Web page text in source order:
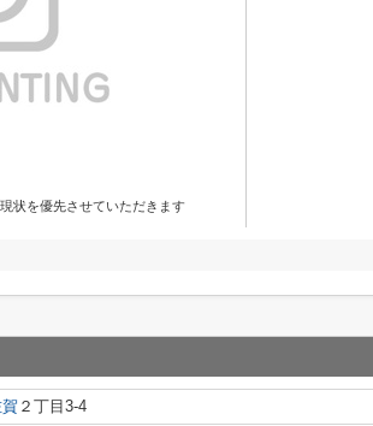
状を優先させていただきます
２丁目3-4